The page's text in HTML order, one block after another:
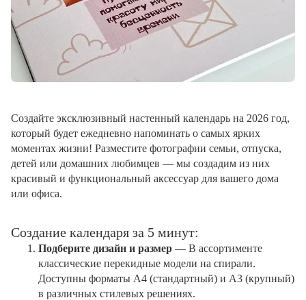
Создайте эксклюзивный настенный календарь на 2026 год,
который будет ежедневно напоминать о самых ярких
моментах жизни! Разместите фотографии семьи, отпуска,
детей или домашних любимцев — мы создадим из них
красивый и функциональный аксессуар для вашего дома
или офиса.
Создание календаря за 5 минут:
Подберите дизайн и размер — В ассортименте
классические перекидные модели на спирали.
Доступны форматы А4 (стандартный) и А3 (крупный)
в различных стилевых решениях.